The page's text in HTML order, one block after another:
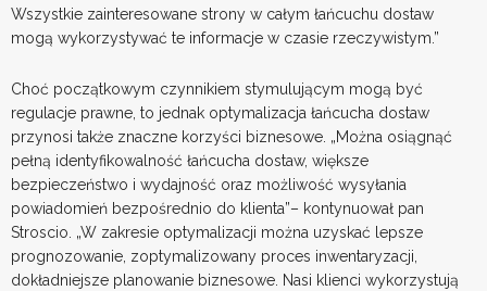
Wszystkie zainteresowane strony w całym łańcuchu dostaw
mogą wykorzystywać te informacje w czasie rzeczywistym.”
Choć początkowym czynnikiem stymulującym mogą być
regulacje prawne, to jednak optymalizacja łańcucha dostaw
przynosi także znaczne korzyści biznesowe. „Można osiągnąć
pełną identyfikowalność łańcucha dostaw, większe
bezpieczeństwo i wydajność oraz możliwość wysyłania
powiadomień bezpośrednio do klienta”– kontynuował pan
Stroscio. „W zakresie optymalizacji można uzyskać lepsze
prognozowanie, zoptymalizowany proces inwentaryzacji,
dokładniejsze planowanie biznesowe. Nasi klienci wykorzystują